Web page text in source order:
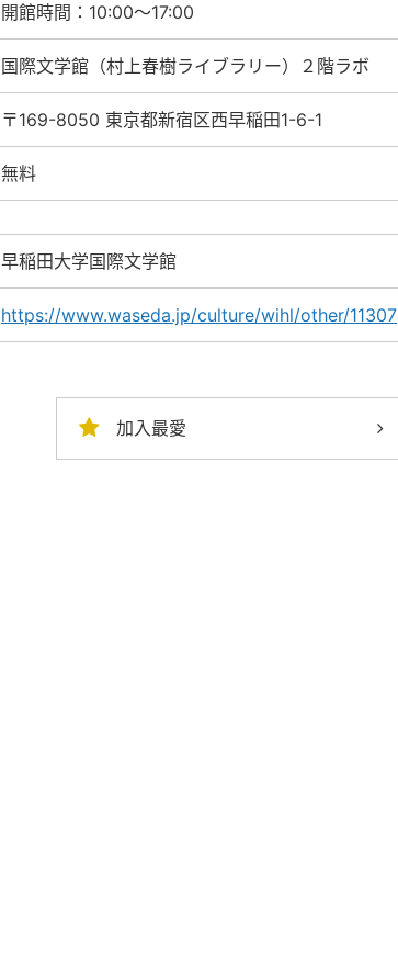
開館時間：10:00〜17:00
国際文学館（村上春樹ライブラリー）２階ラボ
〒169-8050 東京都新宿区西早稲田1-6-1
無料
早稲田大学国際文学館
https://www.waseda.jp/culture/wihl/other/11307
加入最愛